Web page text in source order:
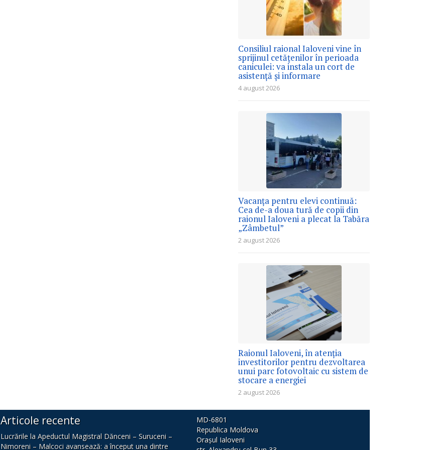
Consiliul raional Ialoveni vine în
sprijinul cetățenilor în perioada
caniculei: va instala un cort de
asistență și informare
4 august 2026
Vacanța pentru elevi continuă:
Cea de-a doua tură de copii din
raionul Ialoveni a plecat la Tabăra
„Zâmbetul”
2 august 2026
Raionul Ialoveni, în atenția
investitorilor pentru dezvoltarea
unui parc fotovoltaic cu sistem de
stocare a energiei
2 august 2026
Articole recente
Lucrările la Apeductul Magistral Dănceni – Suruceni –
Nimoreni – Malcoci avansează: a început una dintre
MD-6801
Republica Moldova
Orașul Ialoveni